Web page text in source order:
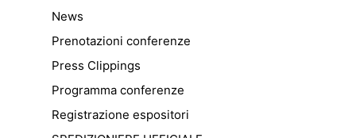
News
Prenotazioni conferenze
Press Clippings
Programma conferenze
Registrazione espositori